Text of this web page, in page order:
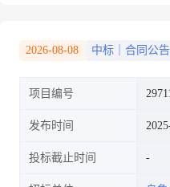
2026-08-08 中标｜合同公告
项目编号
发布时间
投标截止时间